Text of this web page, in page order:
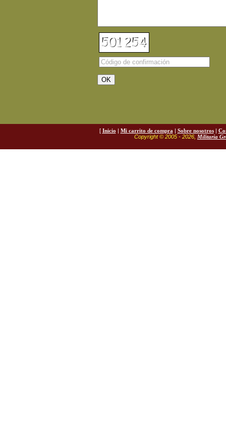
[ Inicio | Mi carrito de compra | Sobre nosotros|
Copyright © 2005 - 2026, Militaria